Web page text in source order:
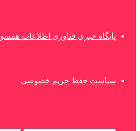
پایگاه خبری فناوری اطلاعات همسو
سیاست حفظ حریم خصوصی